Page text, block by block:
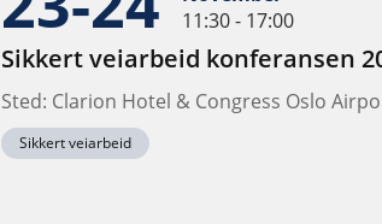
11:30 - 17:00
Sikkert veiarbeid konferansen
Sted: Clarion Hotel & Congress Oslo
Sikkert veiarbeid